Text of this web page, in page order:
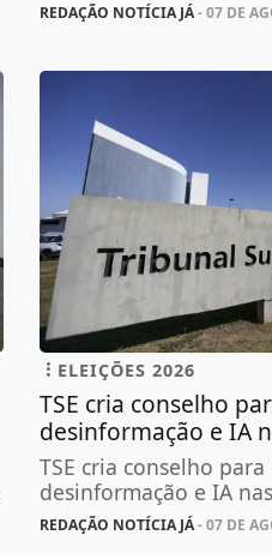
REDAÇÃO NOTÍCIA JÁ- 07 DE
ELEIÇÕES 2026
TSE cria conselho
desinformação e IA
TSE cria conselho
desinformação e IA
REDAÇÃO NOTÍCIA JÁ- 07 DE